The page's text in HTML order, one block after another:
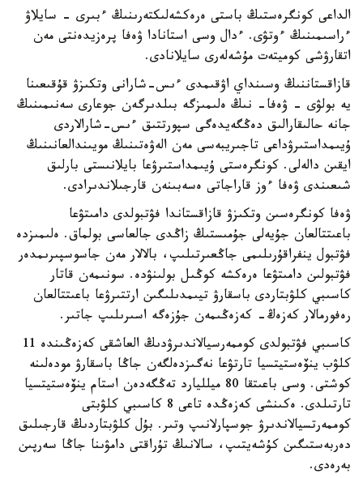
الداعى كونگرەستىڭ باستى ەرەكشەلىكتەرىنىڭ ءبىرى - سايلاۋ
ءراسىمىنىڭ ءوتۋى. ءدال وسى استانادا ۋەفا پرەزيدەنتى مەن
اتقارۋشى كوميتەت مۇشەلەرى سايلانادى.
قازاقستاننىڭ وسىنداي اۋقىمدى ءىس-شارانى وتكىزۋ قۇقىعىنا
يە بولۋى - ۋەفا- نىڭ ەلىمىزگە بىلدىرگەن جوعارى سەنىمىنىڭ
جانە حالىقارالىق دەڭگەيدەگى سپورتتىق ءىس-شارالاردى
ۇيىمداستىرۋداعى تاجىريبەسى مەن الەۋەتىنىڭ مويىندالعانىنىڭ
ايقىن دالەلى. كونگرەستى ۇيىمداستىرۋعا بايلانىستى بارلىق
شىعىندى ۋەفا ءوز قاراجاتى ەسەبىنەن قارجىلاندىرادى.
ۋەفا كونگرەسىن وتكىزۋ قازاقستاندا فۋتبولدى دامىتۋعا
باعىتتالعان جۇيەلى جۇمىستىڭ زاڭدى جالعاسى بولماق. ەلىمىزدە
فۋتبول ينفراقۇرىلىمى جاڭعىرتىلىپ، بالالار مەن جاسوسپىرىمدەر
فۋتبولىن دامىتۋعا ەرەكشە كوڭىل بولىنۋدە. سونىمەن قاتار
كاسىبي كلۋبتاردى باسقارۋ تيىمدىلىگىن ارتتىرۋعا باعىتتالعان
رەفورمالار كەزەڭ- كەزەڭىمەن جۇزەگە اسىرىلىپ جاتىر.
كاسىبي فۋتبولدى كوممەرسيالاندىرۋدىڭ العاشقى كەزەڭىندە 11
كلۋب ينۆەستيتسيا تارتۋعا نەگىزدەلگەن جاڭا باسقارۋ مودەلىنە
كوشتى. وسى باعىتقا 80 ميلليارد تەڭگەدەن استام ينۆەستيتسيا
تارتىلدى. ەكىنشى كەزەڭدە تاعى 8 كاسىبي كلۋبتى
كوممەرتسيالاندىرۋ جوسپارلانىپ وتىر. بۇل كلۋبتاردىڭ قارجىلىق
دەربەستىگىن كۇشەيتىپ، سالانىڭ تۇراقتى دامۋىنا جاڭا سەرپىن
بەرەدى.